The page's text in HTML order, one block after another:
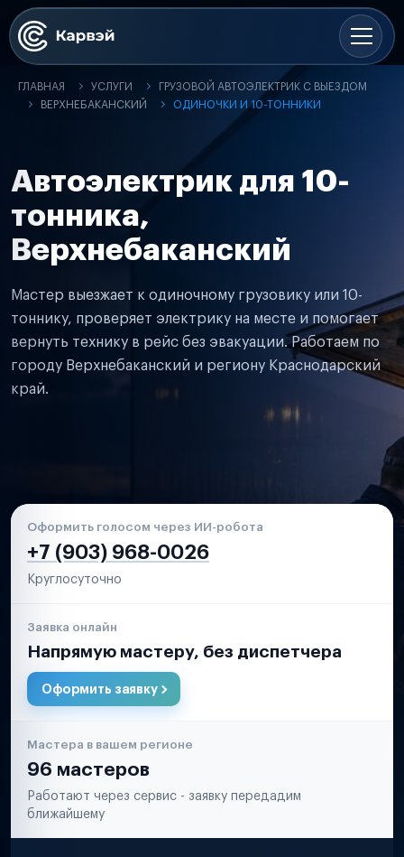
ГЛАВНАЯ УСЛУГИ
ГРУЗОВОЙ АВТОЭЛЕКТРИК С ВЫЕЗДОМ
ВЕРХНЕБАКАНСКИЙ
ОДИНОЧКИ И 10-ТОННИКИ
Автоэлектрик для 10-
тонника,
Верхнебаканский
Мастер выезжает к одиночному грузовику или 10-
тоннику, проверяет электрику на месте и помогает
вернуть технику в рейс без эвакуации. Работаем по
городу Верхнебаканский и региону Краснодарский
край.
Оформить голосом через ИИ-робота
+7 (903) 968-0026
Круглосуточно
Заявка онлайн
Напрямую мастеру, без диспетчера
Оформить заявку
Мастера в вашем регионе
96 мастеров
Работают через сервис - заявку передадим
ближайшему